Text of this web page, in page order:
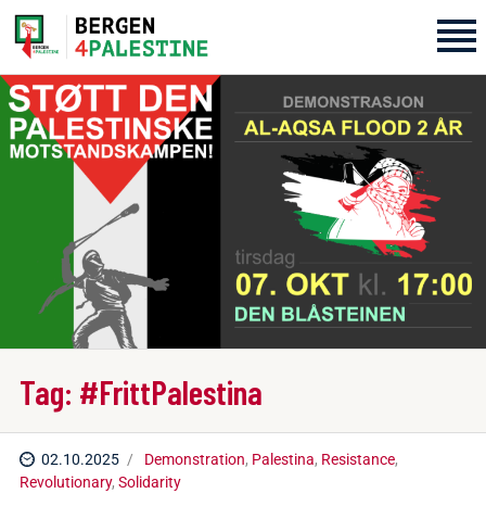
Tag: #FrittPalestina
02.10.2025 Demonstration, Palestina, Resistance,
Revolutionary, Solidarity
Home
Aktiviteter
Bli med på laget!
Om oss